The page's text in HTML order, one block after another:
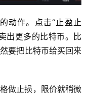
动作。点击“止盈止
出更多的比特币。比
要把比特币给买回来
做止损，限价就稍微